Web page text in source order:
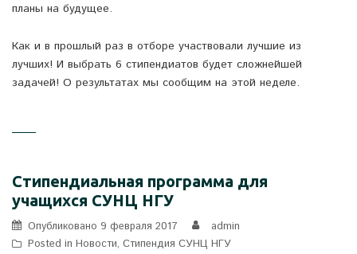
планы на будущее.
Как и в прошлый раз в отборе участвовали лучшие из
лучших! И выбрать 6 стипендиатов будет сложнейшей
задачей! О результатах мы сообщим на этой неделе.
Стипендиальная программа для
учащихся СУНЦ НГУ
Опубликовано 9 февраля 2017
admin
Posted in Новости, Стипендия СУНЦ НГУ